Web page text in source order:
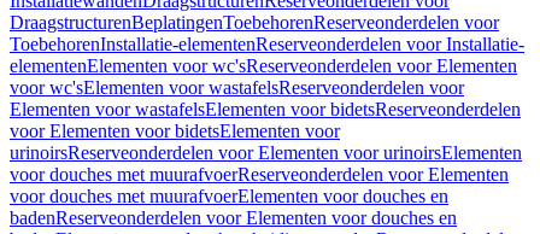
DraagstructurenBeplatingenToebehorenReserveonderdelen voor
ToebehorenInstallatie-elementenReserveonderdelen voor Installatie-
elementenElementen voor wc'sReserveonderdelen voor Elementen
voor wc'sElementen voor wastafelsReserveonderdelen voor
Elementen voor wastafelsElementen voor bidetsReserveonderdelen
voor Elementen voor bidetsElementen voor
urinoirsReserveonderdelen voor Elementen voor urinoirsElementen
voor douches met muurafvoerReserveonderdelen voor Elementen
voor douches met muurafvoerElementen voor douches en
badenReserveonderdelen voor Elementen voor douches en